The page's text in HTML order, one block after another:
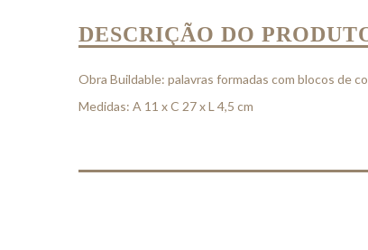
DESCRIÇÃO DO
Obra Buildable: palavras formadas com blocos de
Medidas: A 11 x C 27 x L 4,5 cm